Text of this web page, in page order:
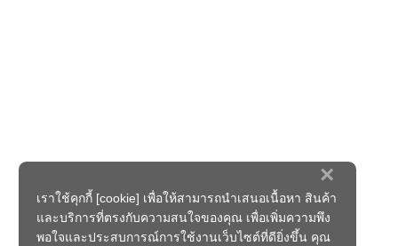
×
เราใช้คุกกี้ [cookie] เพื่อให้สามารถนำเสนอเนื้อหา สินค้า
และบริการที่ตรงกับความสนใจของคุณ เพื่อเพิ่มความพึง
พอใจและประสบการณ์การใช้งานเว็บไซต์ที่ดียิ่งขึ้น คุณ